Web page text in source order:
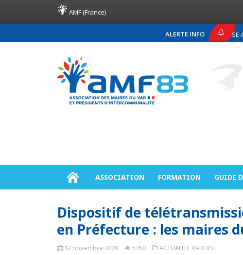
AMF (France)
ALERTE INFO
COMMUNIQUÉ DE PRESSE AMF83
ASSOCIATION FORMATION GUIDE
Dispositif de
en Préfecture : les maires
12 novembre 2009 5350
ACTUALITE VAROISE